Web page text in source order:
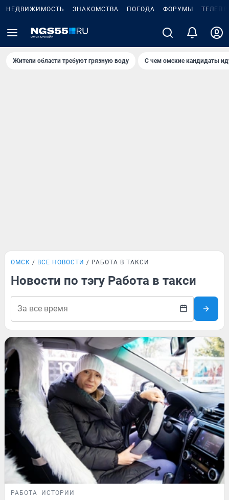
НЕДВИЖИМОСТЬ ЗНАКОМСТВА ПОГОДА ФОРУМЫ
Жители области требуют грязную воду С чем омские кандидаты
ОМСК ВСЕ НОВОСТИ РАБОТА В ТАКСИ
Новости по тэгу Работа в такси
РАБОТА ИСТОРИИ